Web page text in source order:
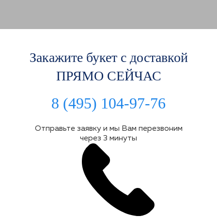
Закажите букет с доставкой
ПРЯМО СЕЙЧАС
8 (495) 104-97-76
Отправьте заявку и мы Вам перезвоним
через 3 минуты